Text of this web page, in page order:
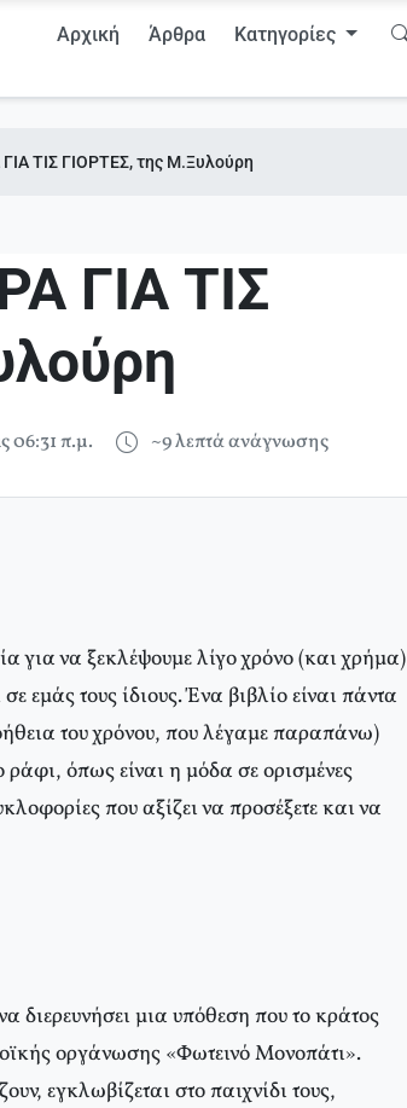
Αρχική Άρθρα Κατηγορίες
ΤΙΣ ΓΙΟΡΤΕΣ, της Μ.Ξυλούρη
ΓΙΑ ΤΙΣ
06:31 π.μ. ~9 λεπτά ανάγνωσης
για να ξεκλέψουμε λίγο χρόνο (και χρήμα)
τους ίδιους. Ένα βιβλίο είναι πάντα
του χρόνου, που λέγαμε παραπάνω)
ράφι, όπως είναι η μόδα σε ορισμένες
που αξίζει να προσέξετε και να
διερευνήσει μια υπόθεση που το κράτος
οργάνωσης «Φωτεινό Mονοπάτι».
εγκλωβίζεται στο παιχνίδι τους,